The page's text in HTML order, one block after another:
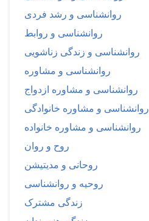
روانشناسی و رشد فردی
روانشناسی و روابط
روانشناسی و زندگی زناشویی
روانشناسی و مشاوره
روانشناسی و مشاوره ازدواج
روانشناسی و مشاوره خانوادگی
روانشناسی و مشاوره خانواده
روح و روان
روحانی و مدیتیشن
روحیه و روانشناسی
زندگی مشترک